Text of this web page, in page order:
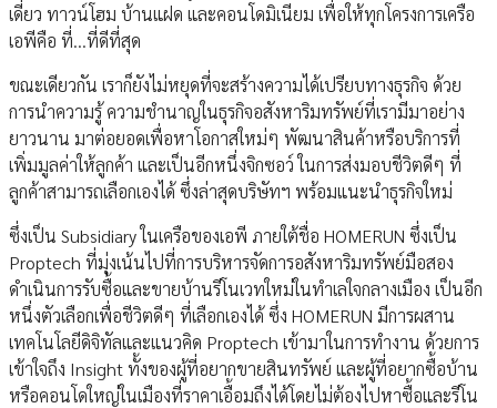
เดี่ยว ทาวน์โฮม บ้านแฝด และคอนโดมิเนียม เพื่อให้ทุกโครงการเครือ
เอพีคือ ที่...ที่ดีที่สุด
ขณะเดียวกัน เราก็ยังไม่หยุดที่จะสร้างความได้เปรียบทางธุรกิจ ด้วย
การนำความรู้ ความชำนาญในธุรกิจอสังหาริมทรัพย์ที่เรามีมาอย่าง
ยาวนาน มาต่อยอดเพื่อหาโอกาสใหม่ๆ พัฒนาสินค้าหรือบริการที่
เพิ่มมูลค่าให้ลูกค้า และเป็นอีกหนึ่งจิกซอว์ ในการส่งมอบชีวิตดีๆ ที่
ลูกค้าสามารถเลือกเองได้ ซึ่งล่าสุดบริษัทฯ พร้อมแนะนำธุรกิจใหม่
ซึ่งเป็น Subsidiary ในเครือของเอพี ภายใต้ชื่อ HOMERUN ซึ่งเป็น
Proptech ที่มุ่งเน้นไปที่การบริหารจัดการอสังหาริมทรัพย์มือสอง
ดำเนินการรับซื้อและขายบ้านรีโนเวทใหม่ในทำเลใจกลางเมือง เป็นอีก
หนึ่งตัวเลือกเพื่อชีวิตดีๆ ที่เลือกเองได้ ซึ่ง HOMERUN มีการผสาน
เทคโนโลยีดิจิทัลและแนวคิด Proptech เข้ามาในการทำงาน ด้วยการ
เข้าใจถึง Insight ทั้งของผู้ที่อยากขายสินทรัพย์ และผู้ที่อยากซื้อบ้าน
หรือคอนโดใหญ่ในเมืองที่ราคาเอื้อมถึงได้โดยไม่ต้องไปหาซื้อและรีโน